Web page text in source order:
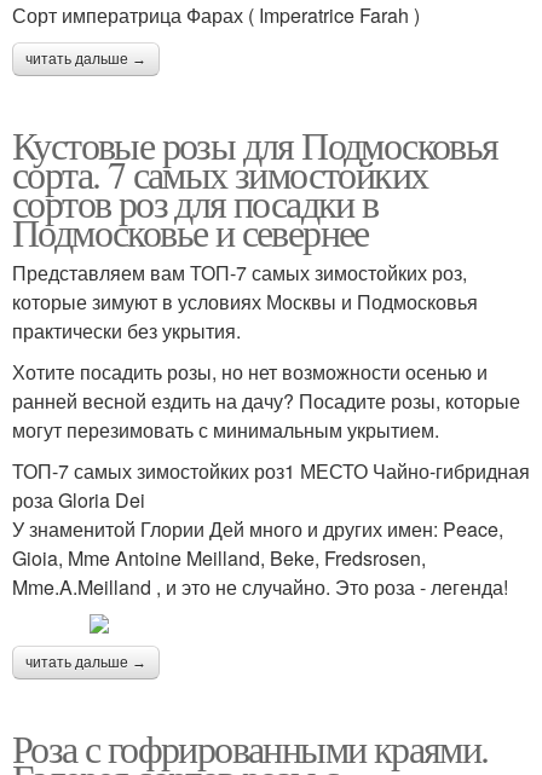
Сорт императрица Фарах ( Imperatrice Farah )
читать дальше →
Кустовые розы для Подмосковья
сорта. 7 самых зимостойких
сортов роз для посадки в
Подмосковье и севернее
Представляем вам ТОП-7 самых зимостойких роз,
которые зимуют в условиях Москвы и Подмосковья
практически без укрытия.
Хотите посадить розы, но нет возможности осенью и
ранней весной ездить на дачу? Посадите розы, которые
могут перезимовать с минимальным укрытием.
ТОП-7 самых зимостойких роз1 МЕСТО Чайно-гибридная
роза Gloria Dei
У знаменитой Глории Дей много и других имен: Peace,
Gioia, Mme Antoine Meilland, Beke, Fredsrosen,
Mme.A.Meilland , и это не случайно. Это роза - легенда!
читать дальше →
Роза с гофрированными краями.